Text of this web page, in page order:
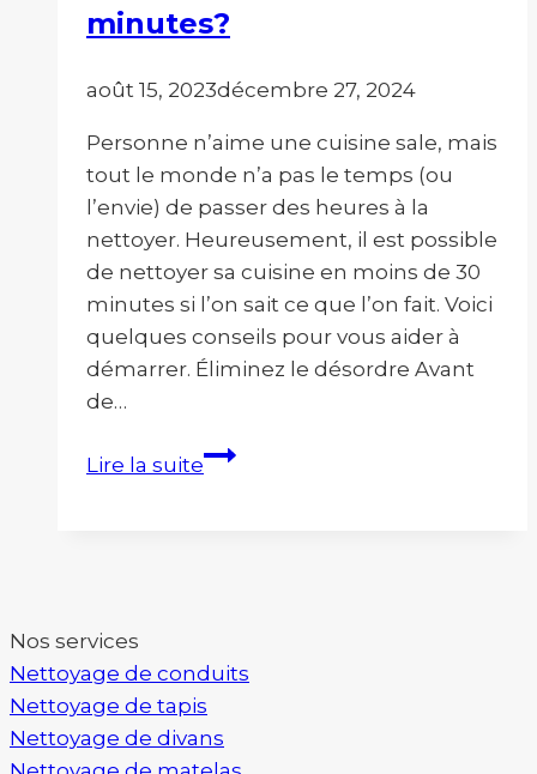
minutes?
août 15, 2023décembre 27, 2024
Personne n’aime une cuisine sale, mais
tout le monde n’a pas le temps (ou
l’envie) de passer des heures à la
nettoyer. Heureusement, il est possible
de nettoyer sa cuisine en moins de 30
minutes si l’on sait ce que l’on fait. Voici
quelques conseils pour vous aider à
démarrer. Éliminez le désordre​ Avant
de…
Lire la suiteComment
30
minutes?
Nos services
Nettoyage de conduits
Nettoyage de tapis
Nettoyage de divans